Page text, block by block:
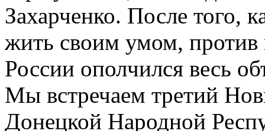
Захарченко. После того,
жить своим умом,
России ополчился весь
Мы встречаем третий
Донецкой Народной